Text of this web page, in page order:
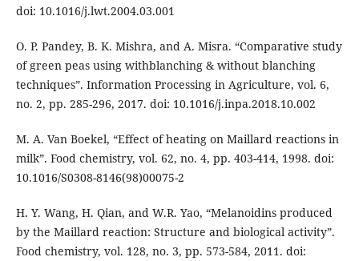
doi: 10.1016/j.lwt.2004.03.001
O. P. Pandey, B. K. Mishra, and A. Misra. “Comparative study
of green peas using withblanching & without blanching
techniques”. Information Processing in Agriculture, vol. 6,
no. 2, pp. 285-296, 2017. doi: 10.1016/j.inpa.2018.10.002
M. A. Van Boekel, “Effect of heating on Maillard reactions in
milk”. Food chemistry, vol. 62, no. 4, pp. 403-414, 1998. doi:
10.1016/S0308-8146(98)00075-2
H. Y. Wang, H. Qian, and W.R. Yao, “Melanoidins produced
by the Maillard reaction: Structure and biological activity”.
Food chemistry, vol. 128, no. 3, pp. 573-584, 2011. doi: